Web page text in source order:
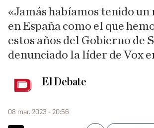
«Jamás habíamos tenido
en España como el que
estos años del Gobierno de
denunciado la líder de Vox
El Debate
08 mar. 2023 - 20:56